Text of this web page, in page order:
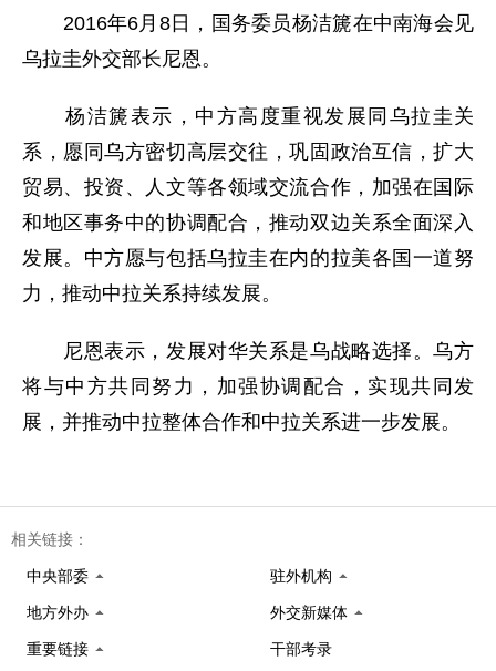
2016年6月8日，国务委员杨洁篪在中南海会见
乌拉圭外交部长尼恩。
杨洁篪表示，中方高度重视发展同乌拉圭关
系，愿同乌方密切高层交往，巩固政治互信，扩大
贸易、投资、人文等各领域交流合作，加强在国际
和地区事务中的协调配合，推动双边关系全面深入
发展。中方愿与包括乌拉圭在内的拉美各国一道努
力，推动中拉关系持续发展。
尼恩表示，发展对华关系是乌战略选择。乌方
将与中方共同努力，加强协调配合，实现共同发
展，并推动中拉整体合作和中拉关系进一步发展。
相关链接：
中央部委 驻外机构
地方外办 外交新媒体
重要链接 干部考录